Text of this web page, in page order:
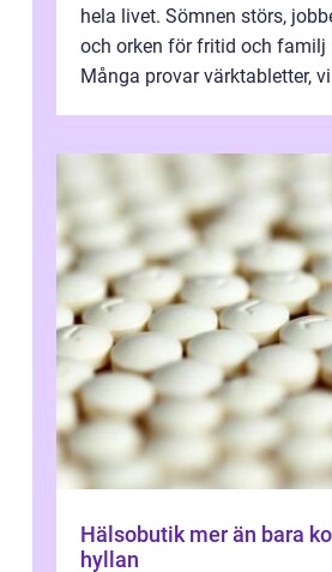
hela livet. Sömnen störs,
och orken för fritid och familj
Många provar värktabletter,
Hälsobutik mer än bara kosttillskott på
hyllan